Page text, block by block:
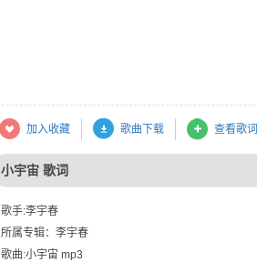
加入收藏 歌曲下载 查看歌词
小宇宙 歌词
歌手:李宇春
所属专辑：李宇春
歌曲:小宇宙 mp3